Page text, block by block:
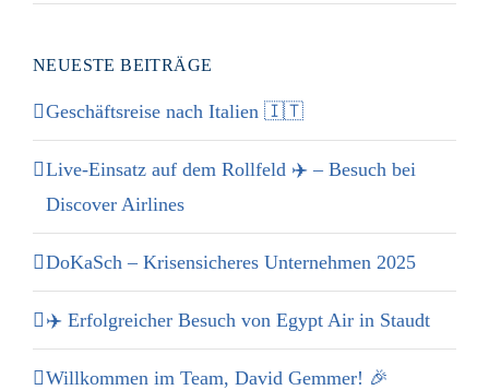
NEUESTE BEITRÄGE
Geschäftsreise nach Italien 🇮🇹
Live-Einsatz auf dem Rollfeld ✈️ – Besuch bei
Discover Airlines
DoKaSch – Krisensicheres Unternehmen 2025
✈️ Erfolgreicher Besuch von Egypt Air in Staudt
Willkommen im Team, David Gemmer! 🎉